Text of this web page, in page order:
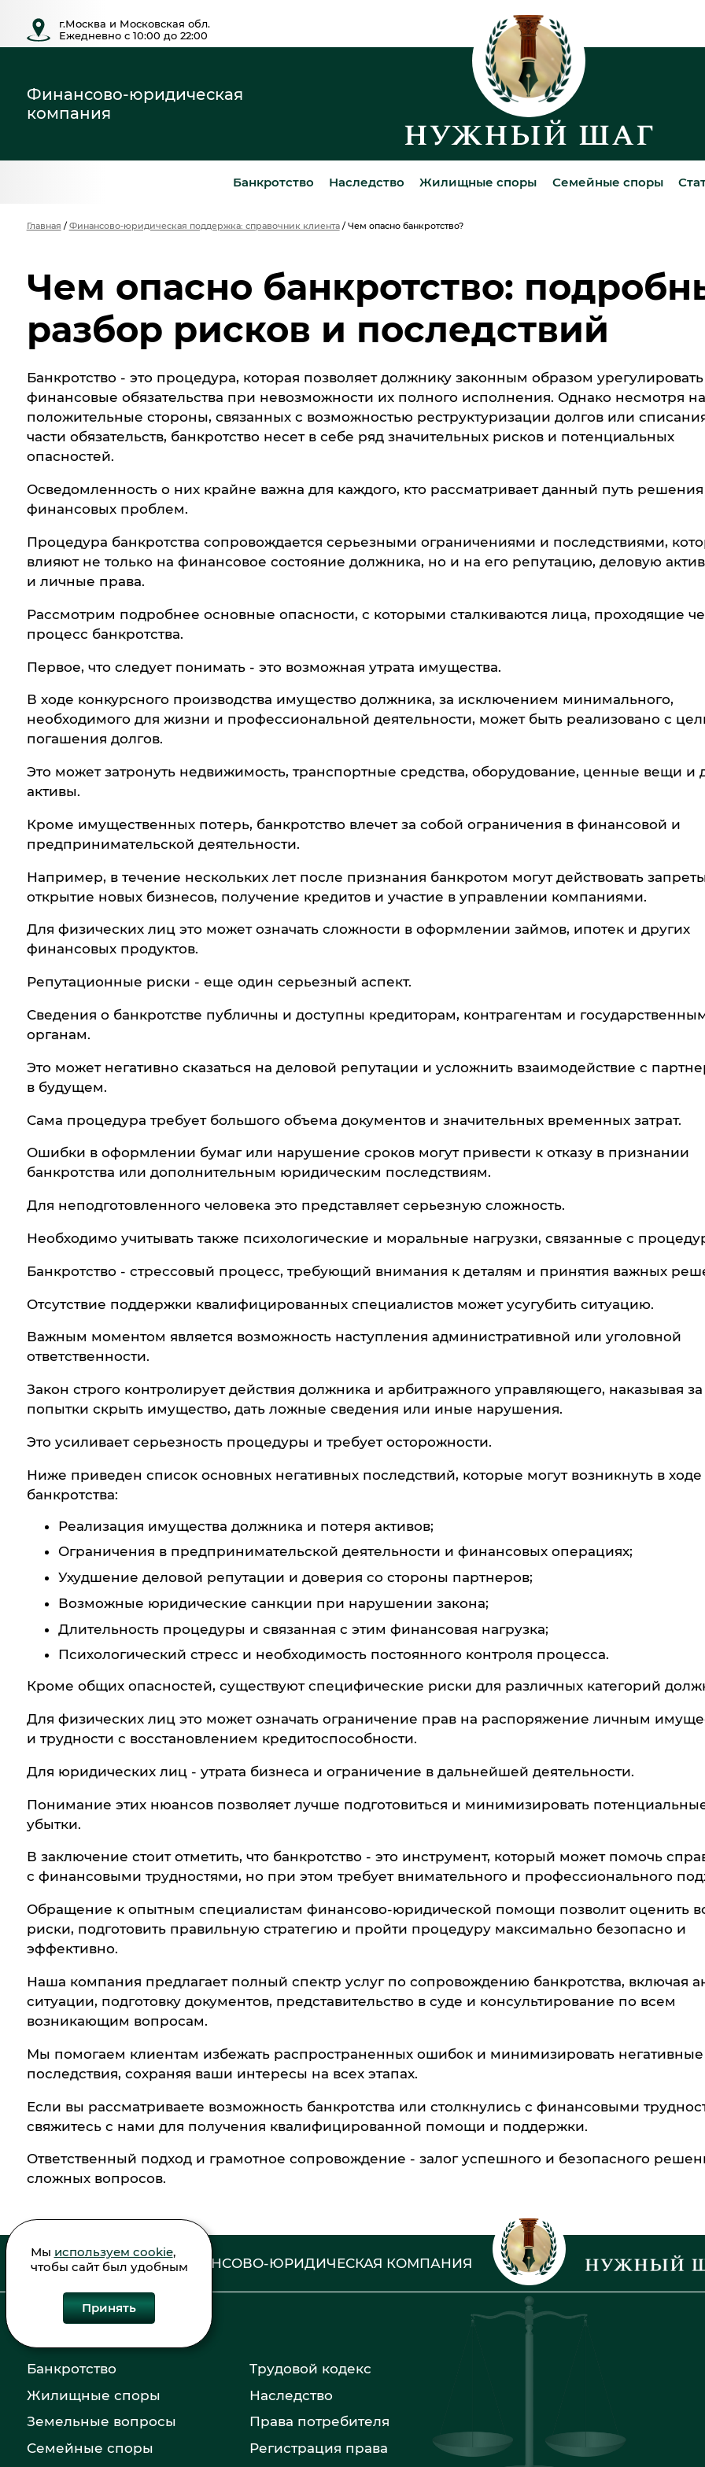
г.Москва и Московская обл.
Ежедневно с 10:00 до 22:00
Финансово-юридическая
компания
Банкротство Наследство Жилищные споры Семейные споры
Главная / Финансово-юридическая поддержка: справочник клиента/ Чем опасно банкротство?
Чем опасно банкротство:
разбор рисков и последствий
Банкротство - это процедура, которая позволяет должнику законным образом
финансовые обязательства при невозможности их полного исполнения. Однако несмотря на
положительные стороны, связанных с возможностью реструктуризации долгов или
части обязательств, банкротство несет в себе ряд значительных рисков и потенциальных
опасностей.
Осведомленность о них крайне важна для каждого, кто рассматривает данный путь решения
финансовых проблем.
Процедура банкротства сопровождается серьезными ограничениями и последствиями,
влияют не только на финансовое состояние должника, но и на его репутацию, деловую
и личные права.
Рассмотрим подробнее основные опасности, с которыми сталкиваются лица, проходящие
процесс банкротства.
Первое, что следует понимать - это возможная утрата имущества.
В ходе конкурсного производства имущество должника, за исключением минимального,
необходимого для жизни и профессиональной деятельности, может быть реализовано с
погашения долгов.
Это может затронуть недвижимость, транспортные средства, оборудование, ценные вещи и
активы.
Кроме имущественных потерь, банкротство влечет за собой ограничения в финансовой и
предпринимательской деятельности.
Например, в течение нескольких лет после признания банкротом могут действовать
открытие новых бизнесов, получение кредитов и участие в управлении компаниями.
Для физических лиц это может означать сложности в оформлении займов, ипотек и других
финансовых продуктов.
Репутационные риски - еще один серьезный аспект.
Сведения о банкротстве публичны и доступны кредиторам, контрагентам и
органам.
Это может негативно сказаться на деловой репутации и усложнить взаимодействие с
в будущем.
Сама процедура требует большого объема документов и значительных временных затрат.
Ошибки в оформлении бумаг или нарушение сроков могут привести к отказу в признании
банкротства или дополнительным юридическим последствиям.
Для неподготовленного человека это представляет серьезную сложность.
Необходимо учитывать также психологические и моральные нагрузки, связанные с
Банкротство - стрессовый процесс, требующий внимания к деталям и принятия важных
Отсутствие поддержки квалифицированных специалистов может усугубить ситуацию.
Важным моментом является возможность наступления административной или уголовной
ответственности.
Закон строго контролирует действия должника и арбитражного управляющего, наказывая за
попытки скрыть имущество, дать ложные сведения или иные нарушения.
Это усиливает серьезность процедуры и требует осторожности.
Ниже приведен список основных негативных последствий, которые могут возникнуть в ходе
банкротства:
Реализация имущества должника и потеря активов;
Ограничения в предпринимательской деятельности и финансовых операциях;
Ухудшение деловой репутации и доверия со стороны партнеров;
Возможные юридические санкции при нарушении закона;
Длительность процедуры и связанная с этим финансовая нагрузка;
Психологический стресс и необходимость постоянного контроля процесса.
Кроме общих опасностей, существуют специфические риски для различных категорий
Для физических лиц это может означать ограничение прав на распоряжение личным
и трудности с восстановлением кредитоспособности.
Для юридических лиц - утрата бизнеса и ограничение в дальнейшей деятельности.
Понимание этих нюансов позволяет лучше подготовиться и минимизировать
убытки.
В заключение стоит отметить, что банкротство - это инструмент, который может помочь
с финансовыми трудностями, но при этом требует внимательного и профессионального
Обращение к опытным специалистам финансово-юридической помощи позволит оценить
риски, подготовить правильную стратегию и пройти процедуру максимально безопасно и
эффективно.
Наша компания предлагает полный спектр услуг по сопровождению банкротства, включая
ситуации, подготовку документов, представительство в суде и консультирование по всем
возникающим вопросам.
Мы помогаем клиентам избежать распространенных ошибок и минимизировать негативные
последствия, сохраняя ваши интересы на всех этапах.
Если вы рассматриваете возможность банкротства или столкнулись с финансовыми
свяжитесь с нами для получения квалифицированной помощи и поддержки.
Ответственный подход и грамотное сопровождение - залог успешного и безопасного
сложных вопросов.
ФИНАНСОВО-ЮРИДИЧЕСКАЯ КОМПАНИЯ
Банкротство
Жилищные споры
Земельные вопросы
Семейные споры
Трудовой кодекс
Наследство
Права потребителя
Регистрация права
Мы используем cookie,
чтобы сайт был удобным
Принять